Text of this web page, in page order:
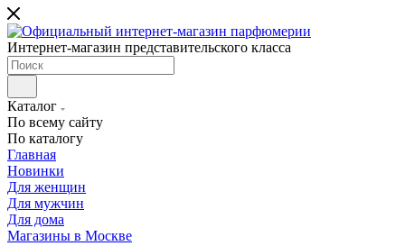
Интернет-магазин представительского класса
Каталог
По всему сайту
По каталогу
Главная
Новинки
Для женщин
Для мужчин
Для дома
Магазины в Москве